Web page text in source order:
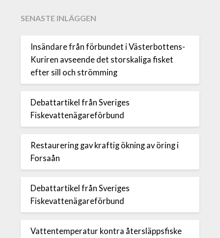
SENASTE INLÄGGEN
Insändare från förbundet i Västerbottens-
Kuriren avseende det storskaliga fisket
efter sill och strömming
Debattartikel från Sveriges
Fiskevattenägareförbund
Restaurering gav kraftig ökning av öring i
Forsaån
Debattartikel från Sveriges
Fiskevattenägareförbund
Vattentemperatur kontra återsläppsfiske